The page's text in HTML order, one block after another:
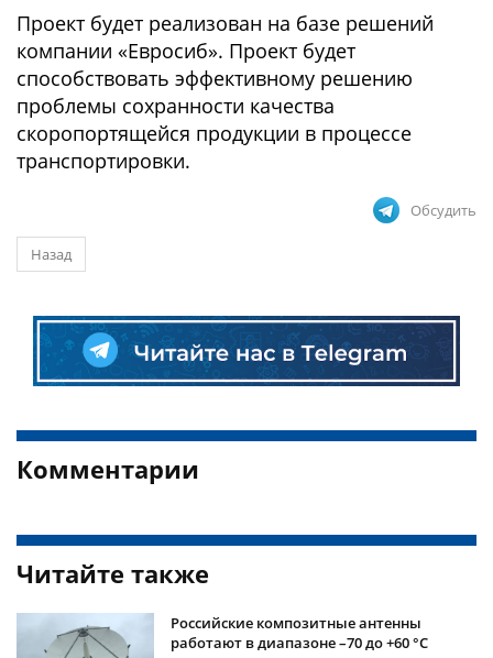
Проект будет реализован на базе решений
компании «Евросиб». Проект будет
способствовать эффективному решению
проблемы сохранности качества
скоропортящейся продукции в процессе
транспортировки.
Обсудить
Назад
Комментарии
Читайте также
Российские композитные антенны
работают в диапазоне –70 до +60 °С